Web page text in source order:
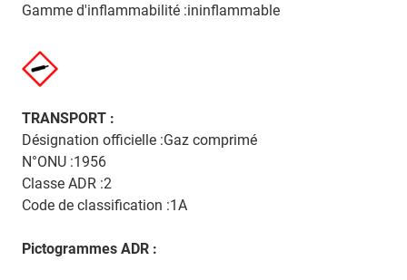
Gamme d'inflammabilité :ininflammable
TRANSPORT :
Désignation officielle :Gaz comprimé
N°ONU :1956
Classe ADR :2
Code de classification :1A
Pictogrammes ADR :